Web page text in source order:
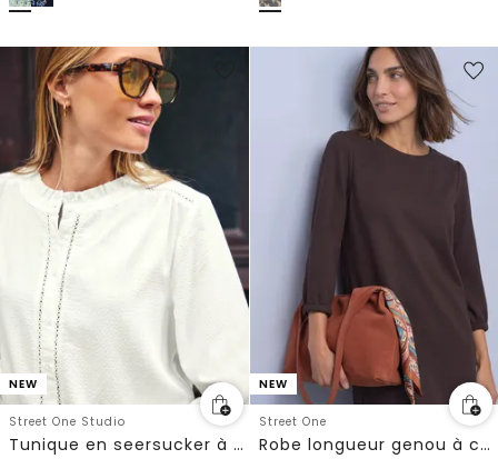
NEW
Street One Studio
Tunique en seersucker à manches 3/4 avec détails de ruban
NEW
Street One
Robe longueur genou à col rond